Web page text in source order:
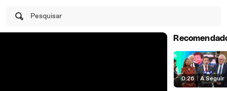
Pesquisar
0:26 | A Seguir